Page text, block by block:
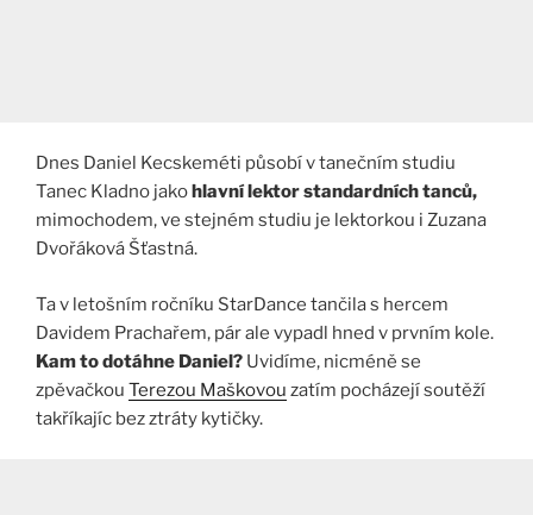
Dnes Daniel Kecskeméti působí v tanečním studiu
Tanec Kladno jakohlavní lektor standardních tanců,
mimochodem, ve stejném studiu je lektorkou i Zuzana
Dvořáková Šťastná.
Ta v letošním ročníku StarDance tančila s hercem
Davidem Prachařem, pár ale vypadl hned v prvním kole.
Kam to dotáhne Daniel? Uvidíme, nicméně se
zpěvačkou Terezou Maškovou zatím pocházejí soutěží
takříkajíc bez ztráty kytičky.